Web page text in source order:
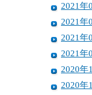
2021年
2021年
2021年
2021年
2020年
2020年